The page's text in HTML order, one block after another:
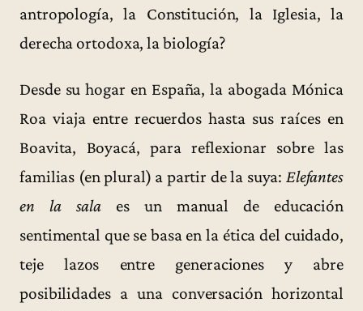
antropología, la Constitución, la Iglesia, la
derecha ortodoxa, la biología?
Desde su hogar en España, la abogada Mónica
Roa viaja entre recuerdos hasta sus raíces en
Boavita, Boyacá, para reflexionar sobre las
familias (en plural) a partir de la suya: Elefantes
en la sala es un manual de educación
sentimental que se basa en la ética del cuidado,
teje lazos entre generaciones y abre
posibilidades a una conversación horizontal